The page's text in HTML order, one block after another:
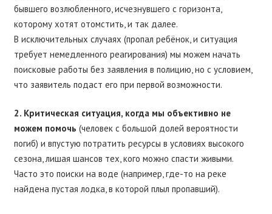
бывшего возлюбленного, исчезнувшего с горизонта,
которому хотят отомстить, и так далее.
В исключительных случаях (пропал ребёнок, и ситуация
требует немедленного реагирования) мы можем начать
поисковые работы без заявления в полицию, но с условием,
что заявитель подаст его при первой возможности.
2. Критическая ситуация, когда мы объективно не
можем помочь (человек с большой долей вероятности
погиб) и впустую потратить ресурсы в условиях высокого
сезона, лишая шансов тех, кого можно спасти живыми.
Часто это поиски на воде (например, где-то на реке
найдена пустая лодка, в которой плыл пропавший).